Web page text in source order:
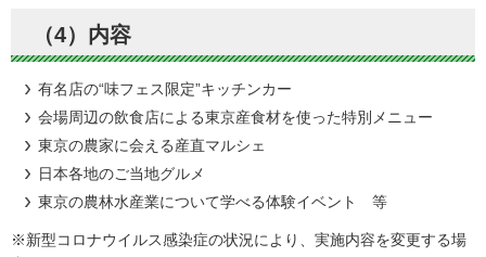
（4）内容
有名店の“味フェス限定”キッチンカー
会場周辺の飲食店による東京産食材を使った特別メニュー
東京の農家に会える産直マルシェ
日本各地のご当地グルメ
東京の農林水産業について学べる体験イベント 等
※新型コロナウイルス感染症の状況により、実施内容を変更する場